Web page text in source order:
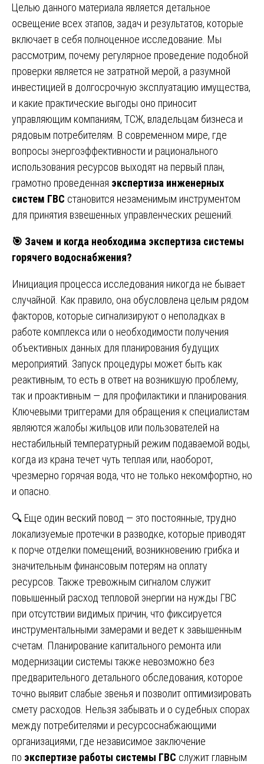
Целью данного материала является детальное
освещение всех этапов, задач и результатов, которые
включает в себя полноценное исследование. Мы
рассмотрим, почему регулярное проведение подобной
проверки является не затратной мерой, а разумной
инвестицией в долгосрочную эксплуатацию имущества,
и какие практические выгоды оно приносит
управляющим компаниям, ТСЖ, владельцам бизнеса и
рядовым потребителям. В современном мире, где
вопросы энергоэффективности и рационального
использования ресурсов выходят на первый план,
грамотно проведенная экспертиза инженерных
систем ГВС становится незаменимым инструментом
для принятия взвешенных управленческих решений.
🎯 Зачем и когда необходима экспертиза системы
горячего водоснабжения?
Инициация процесса исследования никогда не бывает
случайной. Как правило, она обусловлена целым рядом
факторов, которые сигнализируют о неполадках в
работе комплекса или о необходимости получения
объективных данных для планирования будущих
мероприятий. Запуск процедуры может быть как
реактивным, то есть в ответ на возникшую проблему,
так и проактивным — для профилактики и планирования.
Ключевыми триггерами для обращения к специалистам
являются жалобы жильцов или пользователей на
нестабильный температурный режим подаваемой воды,
когда из крана течет чуть теплая или, наоборот,
чрезмерно горячая вода, что не только некомфортно, но
и опасно.
🔍 Еще один веский повод — это постоянные, трудно
локализуемые протечки в разводке, которые приводят
к порче отделки помещений, возникновению грибка и
значительным финансовым потерям на оплату
ресурсов. Также тревожным сигналом служит
повышенный расход тепловой энергии на нужды ГВС
при отсутствии видимых причин, что фиксируется
инструментальными замерами и ведет к завышенным
счетам. Планирование капитального ремонта или
модернизации системы также невозможно без
предварительного детального обследования, которое
точно выявит слабые звенья и позволит оптимизировать
смету расходов. Нельзя забывать и о судебных спорах
между потребителями и ресурсоснабжающими
организациями, где независимое заключение
по экспертизе работы системы ГВС служит главным